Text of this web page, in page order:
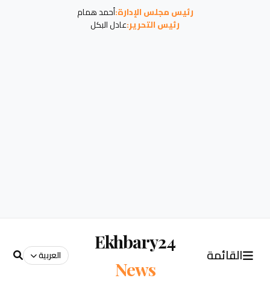
رئيس مجلس الإدارة:أحمد همام
رئيس التحرير:عادل البكل
القائمة
Ekhbary24
News
العربية